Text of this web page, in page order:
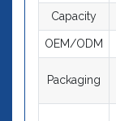
Capacity
OEM/ODM
Packaging